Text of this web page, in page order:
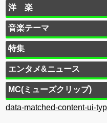
洋 楽
音楽テーマ
特集
エンタメ&ニュース
MC(ミューズクリップ)
data-matched-content-ui-